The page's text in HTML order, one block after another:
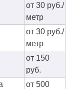
от 30 руб./
метр
от 30 руб./
метр
от 150
руб.
от 500